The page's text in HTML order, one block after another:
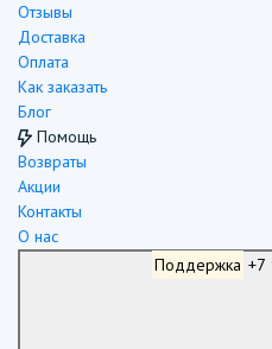
Отзывы
Доставка
Оплата
Как заказать
Блог
Помощь
Возвраты
Акции
Контакты
О нас
Поддержка